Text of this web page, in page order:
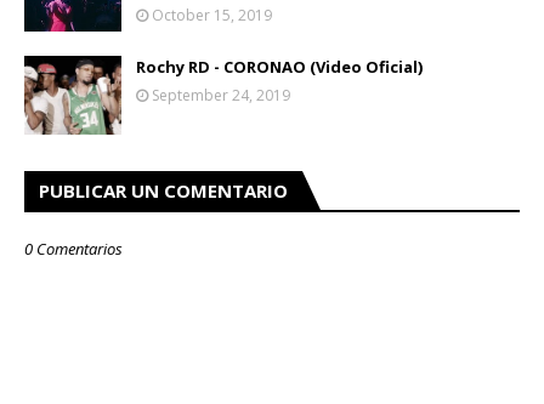
October 15, 2019
Rochy RD - CORONAO (Video Oficial)
September 24, 2019
PUBLICAR UN COMENTARIO
0 Comentarios